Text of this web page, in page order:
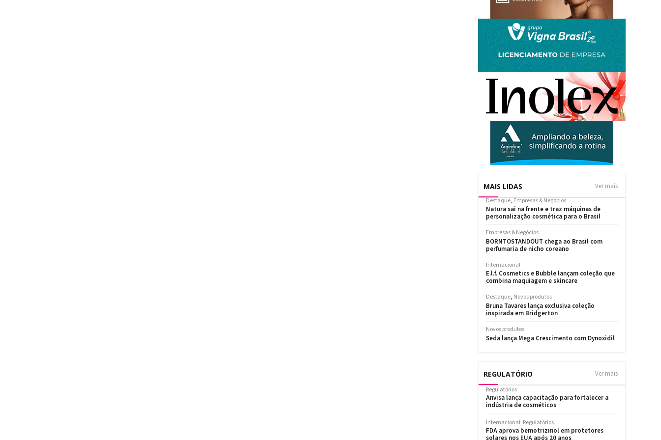
MAIS LIDAS Ver mais
REGULATÓRIO Ver mais
Regulatórios
Anvisa lança capacitação para fortalecer a
indústria de cosméticos
Internacional Regulatórios
FDA aprova bemotrizinol em protetores
solares nos EUA após 20 anos